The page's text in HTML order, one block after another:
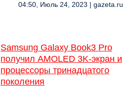
04:50, Июль 24, 2023 | gazeta.ru
Samsung Galaxy Book3 Pro
получил AMOLED 3K-экран и
процессоры тринадцатого
поколения